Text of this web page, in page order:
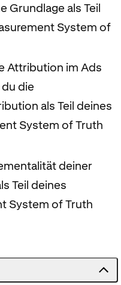
Grundlage als Teil
System of
Attribution im Ads
die
als Teil deines
System of Truth
deiner
Teil deines
System of Truth